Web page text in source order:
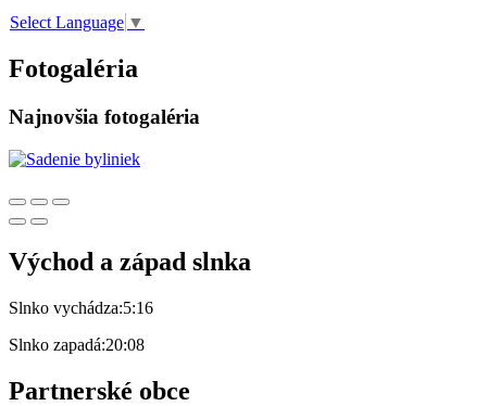
Select Language ▼
Fotogaléria
Najnovšia fotogaléria
Východ a západ slnka
Slnko vychádza:5:16
Slnko zapadá:20:08
Partnerské obce